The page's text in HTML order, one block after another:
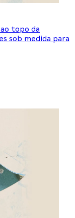
topo da
sob medida para